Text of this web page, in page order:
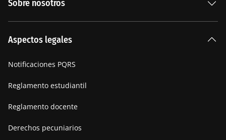
Sobre nosotros
Manifiesto
Aspectos legales
Notificaciones PQRS
Reglamento estudiantil
Reglamento docente
Derechos pecuniarios